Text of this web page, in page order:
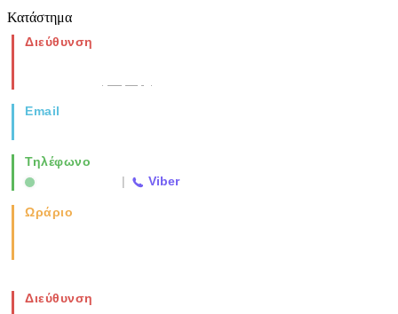
Κατάστημα
Διεύθυνση
Email
Τηλέφωνο
| Viber
Ωράριο
Διεύθυνση